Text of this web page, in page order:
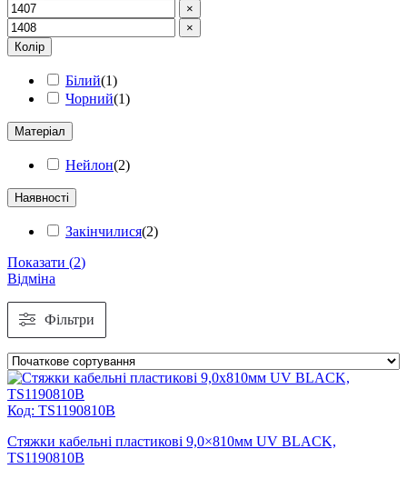
×
×
Колір
Білий(1)
Чорний(1)
Матеріал
Нейлон(2)
Наявності
Закінчилися(2)
Показати (2)
Відміна
Фільтри
Код: TS1190810B
Стяжки кабельні пластикові 9,0×810мм UV BLACK,
TS1190810B